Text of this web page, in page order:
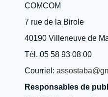
COMCOM
7 rue de la Birole
40190 Villeneuve de
Tél. 05 58 93 08 00
Courriel:
Responsables de